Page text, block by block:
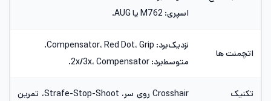
اسپری: M762 یا AUG.
اتچمنت ها
نزدیک‌برد: Compensator، Red Dot، Grip.
متوسط‌برد: 2x/3x، Compensator.
تکنیک
Crosshair روی سر، Strafe-Stop-Shoot، تمرین